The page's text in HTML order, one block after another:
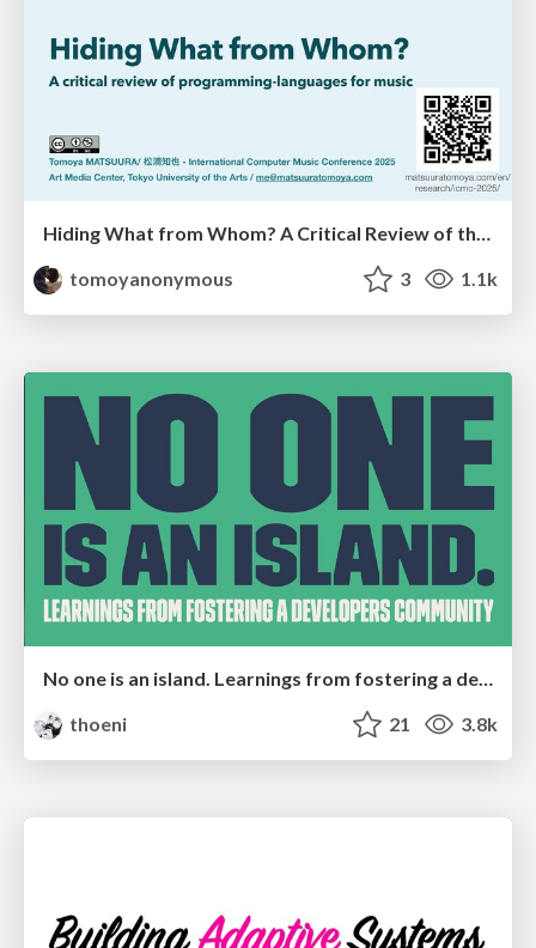
Hiding What from Whom? A Critical Review of the History of Programming languages for Music
tomoyanonymous
3 1.1k
No one is an island. Learnings from fostering a developers community.
thoeni
21 3.8k